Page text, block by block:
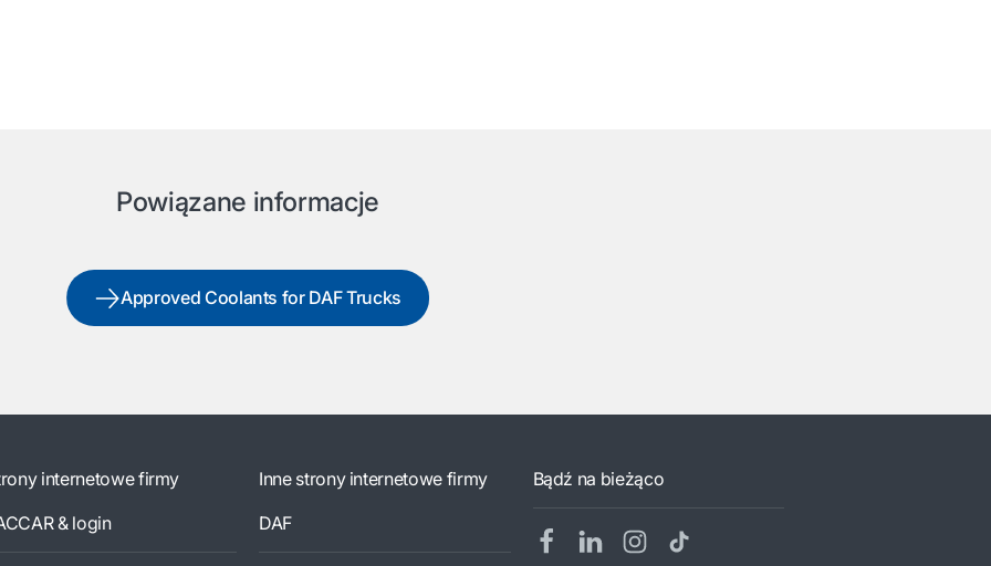
Powiązane informacje
Approved Coolants for DAF Trucks
internetowe firmy
& login
Inne strony internetowe firmy
DAF
Bądź na bieżąco